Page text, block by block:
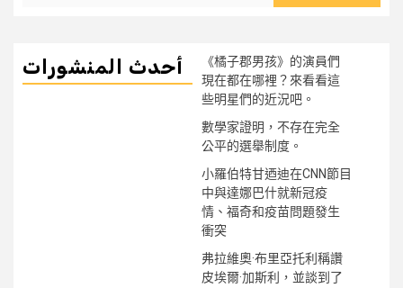
أحدث المنشورات
《橘子郡男孩》的演員們
現在都在哪裡？來看看這
些明星們的近況吧。
數學家證明，不存在完全
公平的選舉制度。
小羅伯特甘迺迪在CNN節目
中與達娜巴什就新冠疫
情、福奇和疫苗問題發生
衝突
弗拉維奧·布里亞托利稱讚
皮埃爾·加斯利，並談到了